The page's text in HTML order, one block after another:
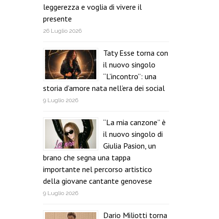
leggerezza e voglia di vivere il
presente
26 Luglio 2026
Taty Esse torna con
il nuovo singolo
“L’incontro”: una
storia d’amore nata nell’era dei social
9 Luglio 2026
“La mia canzone” è
il nuovo singolo di
Giulia Pasion, un
brano che segna una tappa
importante nel percorso artistico
della giovane cantante genovese
9 Luglio 2026
Dario Miliotti torna